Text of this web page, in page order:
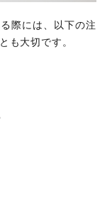
際には、以下の注
も大切です。